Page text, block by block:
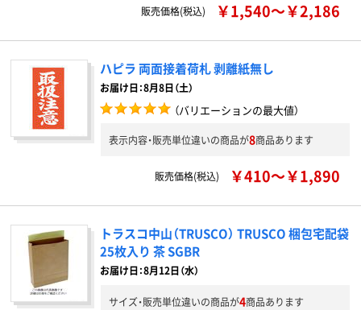
販売価格(税込) ￥1,540～￥2,186
ハピラ 両面接着荷札 剥離紙無し
お届け日：8月8日（土）
（バリエーションの最大値）
表示内容・販売単位違いの商品が8商品あります
販売価格(税込) ￥410～￥1,890
トラスコ中山（TRUSCO） TRUSCO 梱包宅配袋
25枚入り 茶 SGBR
お届け日：8月12日（水）
サイズ・販売単位違いの商品が4商品あります